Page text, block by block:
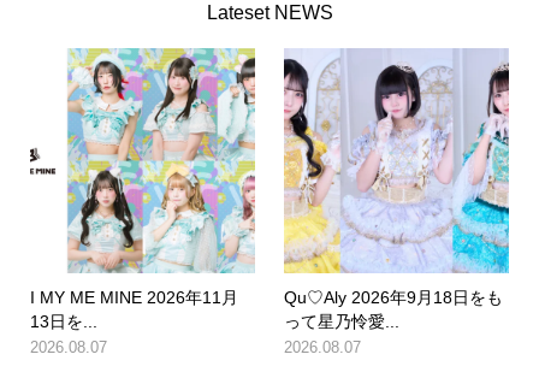
Lateset NEWS
I MY ME MINE 2026年11月
13日を...
2026.08.07
Qu♡Aly 2026年9月18日をも
って星乃怜愛...
2026.08.07